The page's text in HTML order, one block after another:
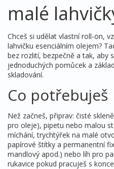
malé
Chceš si udělat vlastní roll-on,
lahvičku esenciálním olejem?
bez rozlití, bezpečně a tak, aby
jednoduchých pomůcek a
skladování.
Co potřebuješ
Než začneš, připrav: čisté
pro oleje), pipetu nebo malou
míchání, trychtýřek na malé
papírové štítky a permanentní
mandlový apod.) nebo líh pro
rukavice pokud pracuješ s